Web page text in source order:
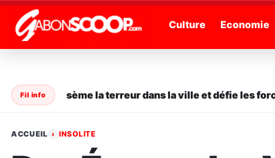
" /> Culture Economie
Fil info
en série sème la terreur dans la ville et défie les forces
ACCUEIL › INSOLITE